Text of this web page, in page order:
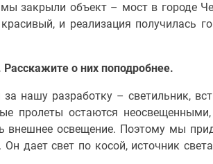
закрыли объект – мост в городе
и реализация получилась
о них поподробнее.
нашу разработку – светильник,
пролеты остаются
внешнее освещение. Поэтому мы
дает свет по косой, источник